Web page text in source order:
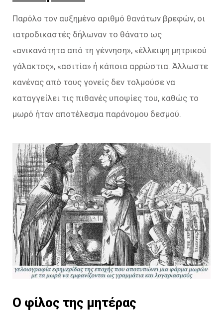
Παρόλο τον αυξημένο αριθμό θανάτων βρεφών, οι
ιατροδικαστές δήλωναν το θάνατο ως
«ανικανότητα από τη γέννηση», «έλλειψη μητρικού
γάλακτος», «ασιτία» ή κάποια αρρώστια. Άλλωστε
κανένας από τους γονείς δεν τολμούσε να
καταγγείλει τις πιθανές υποψίες του, καθώς το
μωρό ήταν αποτέλεσμα παράνομου δεσμού.
Ο φίλος της μητέρας